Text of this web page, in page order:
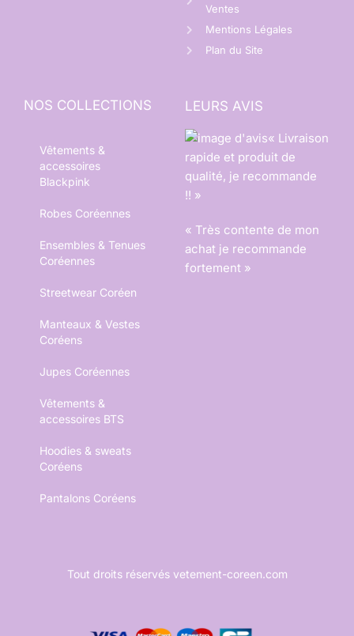
Ventes
Mentions Légales
Plan du Site
NOS COLLECTIONS
Vêtements &
accessoires
Blackpink
Robes Coréennes
Ensembles & Tenues
Coréennes
Streetwear Coréen
Manteaux & Vestes
Coréens
Jupes Coréennes
Vêtements &
accessoires BTS
Hoodies & sweats
Coréens
Pantalons Coréens
LEURS AVIS
« Livraison
rapide et produit de
qualité, je recommande
!! »
« Très contente de mon
achat je recommande
fortement »
Tout droits réservés vetement-coreen.com